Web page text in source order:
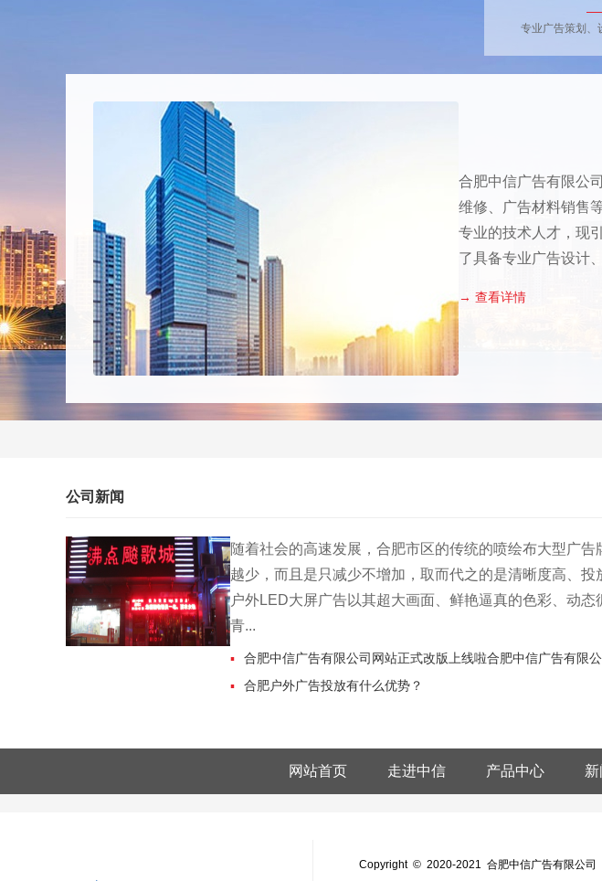
专业广告策划、
合肥中信广告有限公
维修、广告材料销售
专业的技术人才，现
了具备专业广告设计
→ 查看详情
公司新闻
随着社会的高速发展，合肥市区的传统的喷绘布大型广
越少，而且是只减少不增加，取而代之的是清晰度高、
户外LED大屏广告以其超大画面、鲜艳逼真的色彩、动
青...
合肥中信广告有限公司网站正式改版上线啦合肥中信广告有限公
合肥户外广告投放有什么优势？
网站首页 走进中信 产品中心
Copyright © 2020-2021 合肥中信广告有限公